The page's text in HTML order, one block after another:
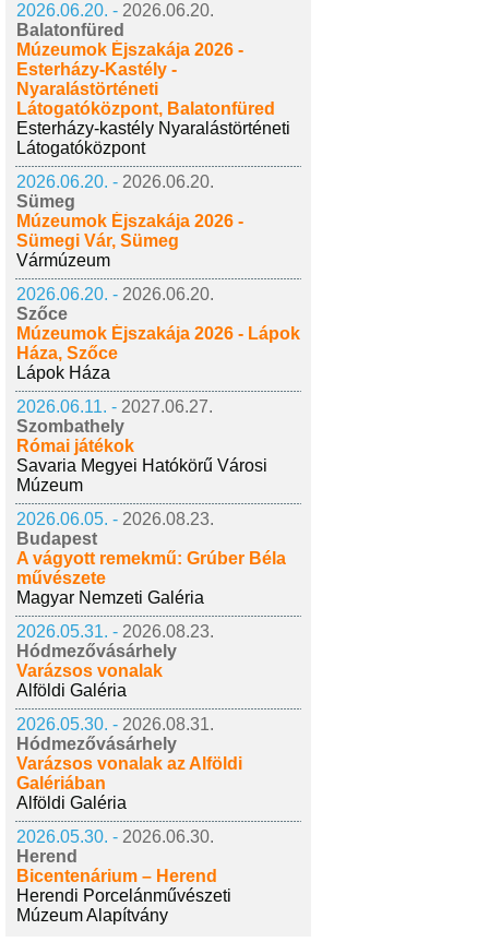
2026.06.20. - 2026.06.20.
Balatonfüred
Múzeumok Éjszakája 2026 -
Esterházy-Kastély -
Nyaralástörténeti
Látogatóközpont, Balatonfüred
Esterházy-kastély Nyaralástörténeti
Látogatóközpont
2026.06.20. - 2026.06.20.
Sümeg
Múzeumok Éjszakája 2026 -
Sümegi Vár, Sümeg
Vármúzeum
2026.06.20. - 2026.06.20.
Szőce
Múzeumok Éjszakája 2026 - Lápok
Háza, Szőce
Lápok Háza
2026.06.11. - 2027.06.27.
Szombathely
Római játékok
Savaria Megyei Hatókörű Városi
Múzeum
2026.06.05. - 2026.08.23.
Budapest
A vágyott remekmű: Grúber Béla
művészete
Magyar Nemzeti Galéria
2026.05.31. - 2026.08.23.
Hódmezővásárhely
Varázsos vonalak
Alföldi Galéria
2026.05.30. - 2026.08.31.
Hódmezővásárhely
Varázsos vonalak az Alföldi
Galériában
Alföldi Galéria
2026.05.30. - 2026.06.30.
Herend
Bicentenárium – Herend
Herendi Porcelánművészeti
Múzeum Alapítvány